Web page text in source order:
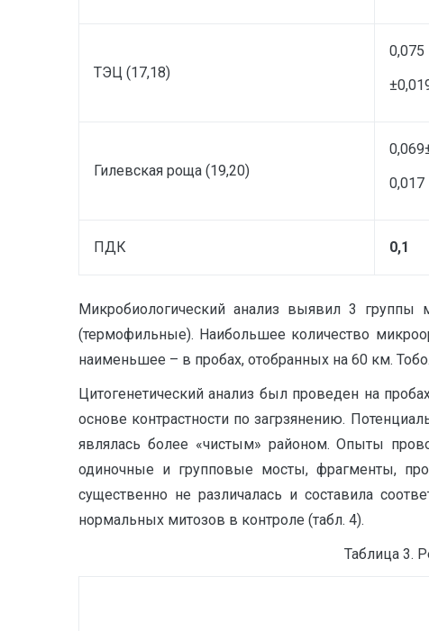
ТЭЦ (17,18)
0,075
Гилевская роща (19,20)
0,017
ПДК 0,1
Микробиологический анализ выявил 3 группы
(термофильные). Наибольшее количество
наименьшее – в пробах, отобранных на 60 км.
Цитогенетический анализ был проведен на
основе контрастности по загрзянению.
являлась более «чистым» районом. Опыты
одиночные и групповые мосты, фрагменты,
существенно не различалась и составила
нормальных митозов в контроле (табл. 4).
Таблица 3.